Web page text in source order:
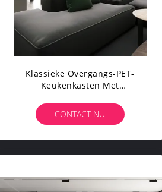
Klassieke Overgangs-PET-
Keukenkasten Met
Op Maat
CONTACT NU